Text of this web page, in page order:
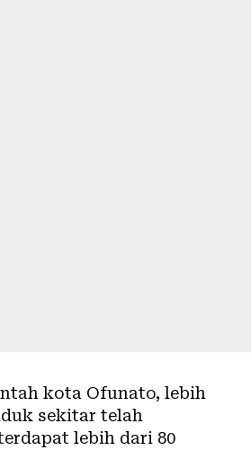
kota Ofunato, lebih
sekitar telah
lebih dari 80